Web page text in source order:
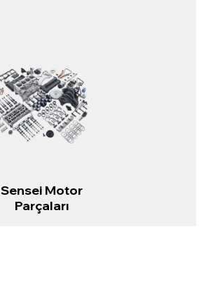
Sensei Motor
Parçaları